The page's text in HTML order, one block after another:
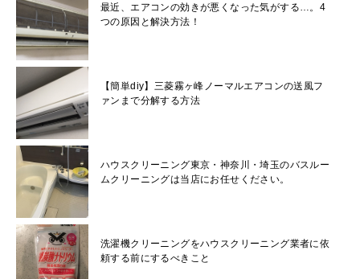
最近、エアコンの効きが悪くなった気がする…。4
つの原因と解決方法！
【簡単diy】三菱霧ヶ峰ノーマルエアコンの送風フ
ァンまで分解する方法
ハウスクリーニング東京・神奈川・埼玉のバスルー
ムクリーニングは当店にお任せください。
洗濯機クリーニングをハウスクリーニング業者に依
頼する前にするべきこと